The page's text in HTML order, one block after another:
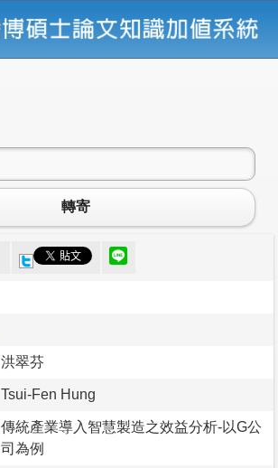
轉寄
洪翠芬
Tsui-Fen Hung
傳統產業導入智慧製造之效益分析-以G公
司為例